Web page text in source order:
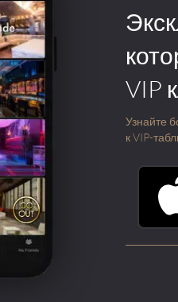
VIP
Узнайте
к VIP-